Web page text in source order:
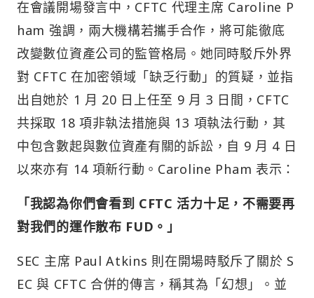
在會議開場發言中，CFTC 代理主席 Caroline P
ham 強調，兩大機構若攜手合作，將可能徹底
改變數位資產公司的監管格局。她同時駁斥外界
對 CFTC 在加密領域「缺乏行動」的質疑，並指
出自她於 1 月 20 日上任至 9 月 3 日間，CFTC
共採取 18 項非執法措施與 13 項執法行動，其
中包含數起與數位資產有關的訴訟，自 9 月 4 日
以來亦有 14 項新行動。Caroline Pham 表示：
「我認為你們會看到 CFTC 活力十足，不需要再
對我們的運作散布 FUD。」
SEC 主席 Paul Atkins 則在開場時駁斥了關於 S
EC 與 CFTC 合併的傳言，稱其為「幻想」。並